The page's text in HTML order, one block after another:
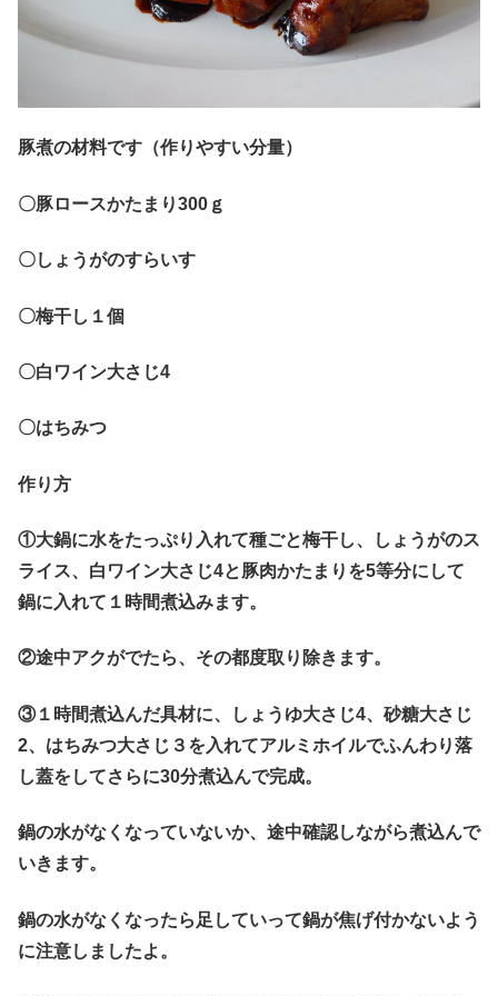
豚煮の材料です（作りやすい分量）
〇豚ロースかたまり300ｇ
〇しょうがのすらいす
〇梅干し１個
〇白ワイン大さじ4
〇はちみつ
作り方
①大鍋に水をたっぷり入れて種ごと梅干し、しょうがのス
ライス、白ワイン大さじ4と豚肉かたまりを5等分にして
鍋に入れて１時間煮込みます。
②途中アクがでたら、その都度取り除きます。
③１時間煮込んだ具材に、しょうゆ大さじ4、砂糖大さじ
2、はちみつ大さじ３を入れてアルミホイルでふんわり落
し蓋をしてさらに30分煮込んで完成。
鍋の水がなくなっていないか、途中確認しながら煮込んで
いきます。
鍋の水がなくなったら足していって鍋が焦げ付かないよう
に注意しましたよ。